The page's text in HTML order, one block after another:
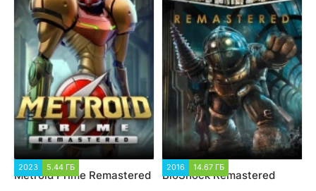
2023 5.44 ГБ
Metroid Prime Remastered
2016 14.67 ГБ
BioShock Remastered